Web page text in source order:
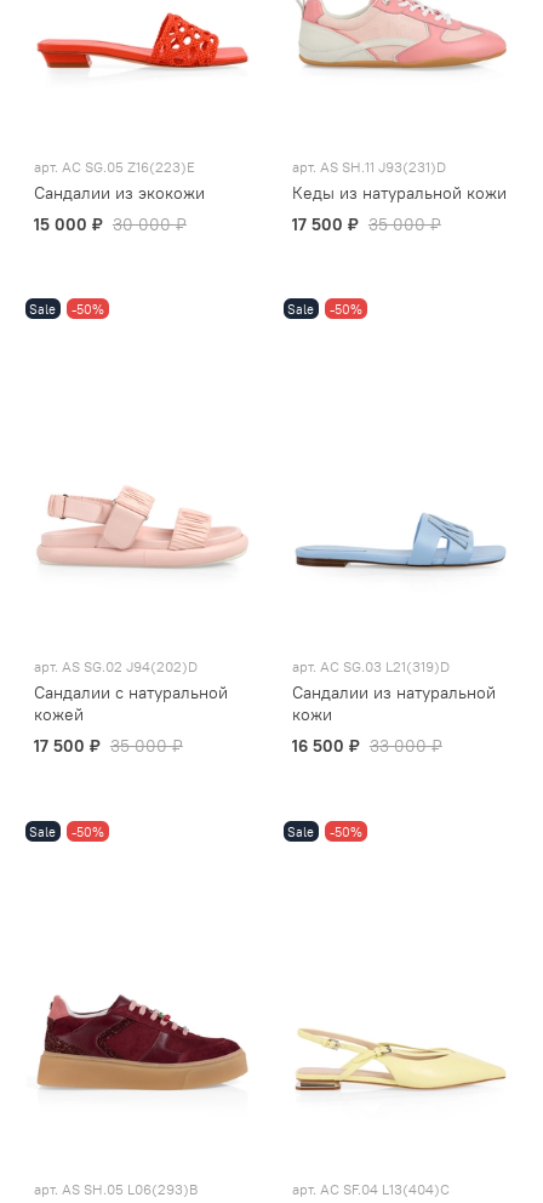
арт. AC SG.05 Z16(223)E
Сандалии из экокожи
15 000 ₽ 30 000 ₽
арт. AS SH.11 J93(231)D
Кеды из натуральной кожи
17 500 ₽ 35 000 ₽
Sale -50%
арт. AS SG.02 J94(202)D
Сандалии с натуральной
кожей
17 500 ₽ 35 000 ₽
Sale -50%
арт. AC SG.03 L21(319)D
Сандалии из натуральной
кожи
16 500 ₽ 33 000 ₽
Sale -50%
арт. AS SH.05 L06(293)B
Sale -50%
арт. AC SF.04 L13(404)C